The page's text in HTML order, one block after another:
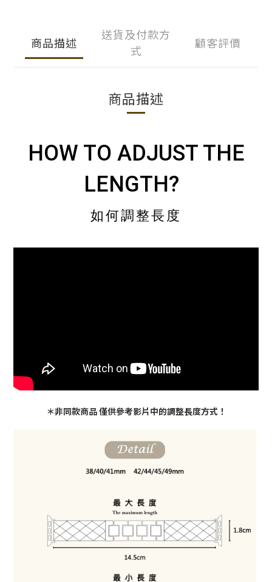
商品描述
送貨及付款方
式
顧客評價
商品描述
HOW TO ADJUST THE
LENGTH?
如何調整長度
＊非同款商品 僅供參考影片中的調整長度方式！